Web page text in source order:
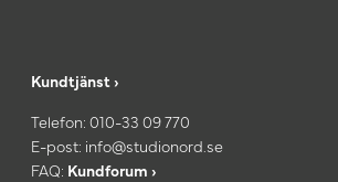
Kundtjänst ›
Telefon: 010-33 09 770
E-post: info@studionord.se
FAQ: Kundforum ›